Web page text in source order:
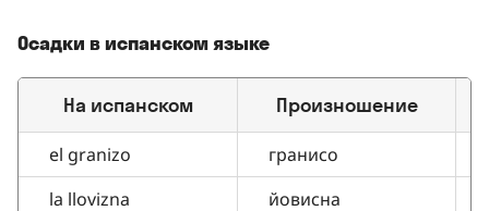
Осадки в испанском языке
На испанском Произношение
el granizo гранисо
la llovizna
йовисна